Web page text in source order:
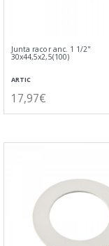
Junta racor anc. 1 1/2"
30x44,5x2,5(100)
ARTIC
17,97€